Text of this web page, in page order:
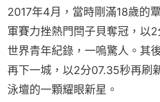
2017年4月，當時剛滿18歲的
軍賽力挫熱門閆子貝奪冠，以
世界青年紀錄，一嗚驚人。其
再下一城，以2分07.35秒再刷
泳壇的一顆耀眼新星。